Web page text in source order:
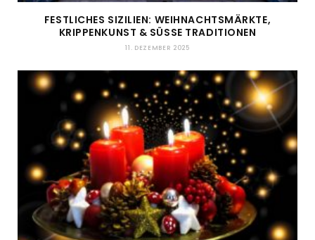
FESTLICHES SIZILIEN: WEIHNACHTSMÄRKTE,
KRIPPENKUNST & SÜSSE TRADITIONEN
11. DEZEMBER 2025